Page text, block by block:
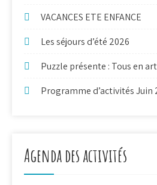
VACANCES ETE ENFANCE
Les séjours d’été 2026
Puzzle présente : Tous en
Programme d’activités Juin
Agenda des activités